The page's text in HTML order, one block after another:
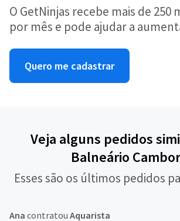
O GetNinjas recebe mais de 250
por mês e pode ajudar a
Quero me cadastrar
Veja alguns pedidos
Balneário
Esses são os últimos pedidos
Ana contratou Aquarista